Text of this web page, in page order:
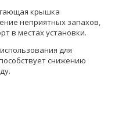
крышка
неприятных запахов,
в местах установки.
для
снижению